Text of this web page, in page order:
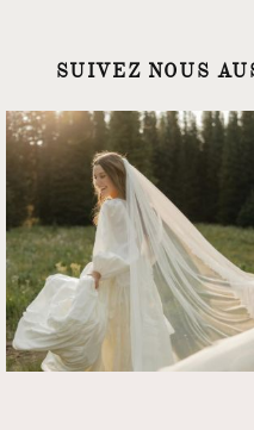
SUIVEZ NOUS